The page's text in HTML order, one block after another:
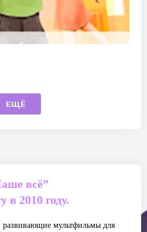
ЕЩЁ
всё”
в 2010 году.
мультфильмы для